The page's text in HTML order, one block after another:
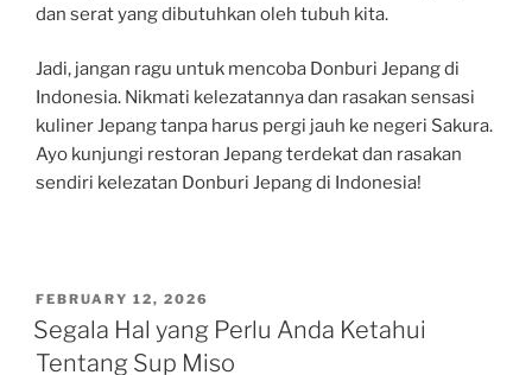
dan serat yang dibutuhkan oleh tubuh kita.
Jadi, jangan ragu untuk mencoba Donburi Jepang di
Indonesia. Nikmati kelezatannya dan rasakan sensasi
kuliner Jepang tanpa harus pergi jauh ke negeri Sakura.
Ayo kunjungi restoran Jepang terdekat dan rasakan
sendiri kelezatan Donburi Jepang di Indonesia!
POSTED
ON
FEBRUARY 12, 2026
Segala Hal yang Perlu Anda Ketahui
Tentang Sup Miso